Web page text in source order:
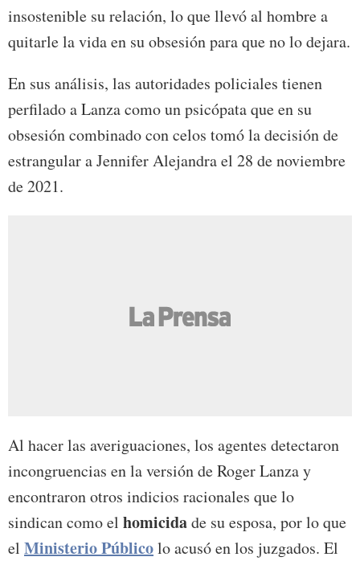
insostenible su relación, lo que llevó al hombre a
quitarle la vida en su obsesión para que no lo dejara.
En sus análisis, las autoridades policiales tienen
perfilado a Lanza como un psicópata que en su
obsesión combinado con celos tomó la decisión de
estrangular a Jennifer Alejandra el 28 de noviembre
de 2021.
Al hacer las averiguaciones, los agentes detectaron
incongruencias en la versión de Roger Lanza y
encontraron otros indicios racionales que lo
sindican como el homicidade su esposa, por lo que
el Ministerio Públicolo acusó en los juzgados. El